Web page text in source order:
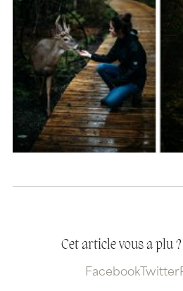
Cet article vous a plu
Facebook Twitter